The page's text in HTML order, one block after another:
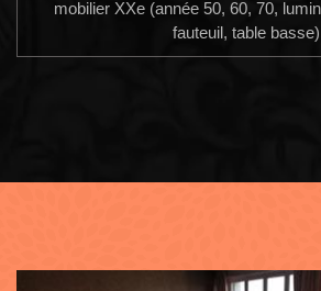
mobilier XXe (année 50, 60, 70,
fauteuil, table basse)